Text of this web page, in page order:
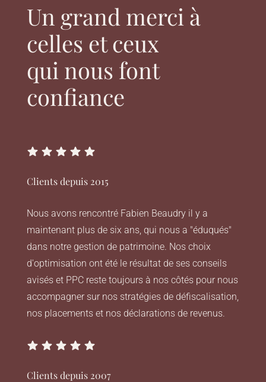
Un grand merci à
celles et ceux
qui nous font
confiance
Clients depuis 2015
Nous avons rencontré Fabien Beaudry il y a
maintenant plus de six ans, qui nous a "éduqués"
dans notre gestion de patrimoine. Nos choix
d'optimisation ont été le résultat de ses conseils
avisés et PPC reste toujours à nos côtés pour nous
accompagner sur nos stratégies de défiscalisation,
nos placements et nos déclarations de revenus.
Clients depuis 2007